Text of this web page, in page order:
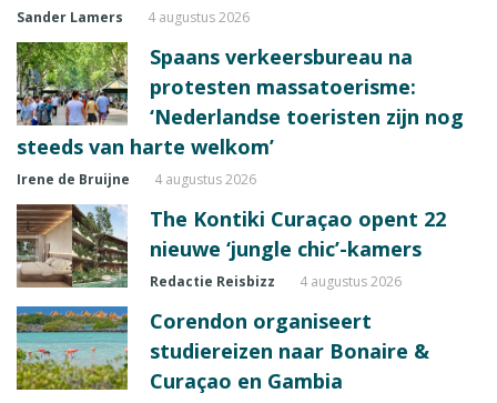
Sander Lamers 4 augustus 2026
Spaans verkeersbureau na
protesten massatoerisme:
‘Nederlandse toeristen zijn nog
steeds van harte welkom’
Irene de Bruijne 4 augustus 2026
The Kontiki Curaçao opent 22
nieuwe ‘jungle chic’-kamers
Redactie Reisbizz 4 augustus 2026
Corendon organiseert
studiereizen naar Bonaire &
Curaçao en Gambia